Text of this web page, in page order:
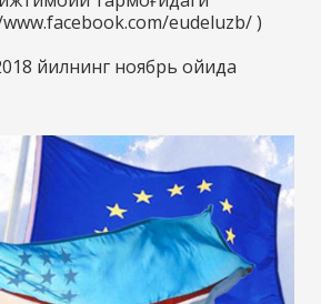
eudeluzb/ )
йилнинг ноябрь ойида